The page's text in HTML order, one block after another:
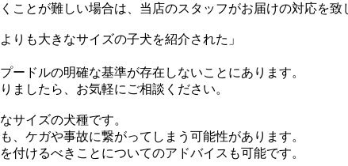
ことが難しい場合は、当店のスタッフがお届けの対応を致
りも大きなサイズの子犬を紹介された」
ードルの明確な基準が存在しないことにあります。
ましたら、お気軽にご相談ください。
サイズの犬種です。
、ケガや事故に繋がってしまう可能性があります。
けるべきことについてのアドバイスも可能です。